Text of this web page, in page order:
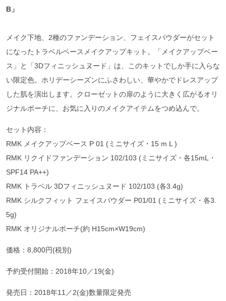
B」
メイク下地、2種のファンデーション、フェイスパウダーがセット
になったトラベルベースメイクアップキット。「メイクアップベー
ス」と「3Dフィニッシュヌード」は、このキットでしか手に入らな
い限定色。ホリデーシーズンにふさわしい、華やかでドレスアップ
した肌を演出します。クローゼットの扉のように大きく広がるオリ
ジナルポーチに、お気に入りのメイクアイテムをつめ込んで。
セット内容：
RMK メイクアップベース P 01 (ミニサイズ・15 m L )
RMK リクイドファンデーション 102/103 (ミニサイズ・各15mL・
SPF14 PA++)
RMK トラベル 3Dフィニッシュヌード 102/103 (各3.4g)
RMK シルクフィット フェイスパウダー P01/01 (ミニサイズ・各3.
5g)
RMK オリジナルポーチ(約 H15cm×W19cm)
価格：8,800円(税別)
予約受付開始：2018年10／19(金)
発売日：2018年11／2(金)数量限定発売